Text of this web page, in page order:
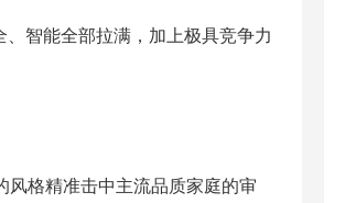
智能全部拉满，加上极具竞争力
风格精准击中主流品质家庭的审